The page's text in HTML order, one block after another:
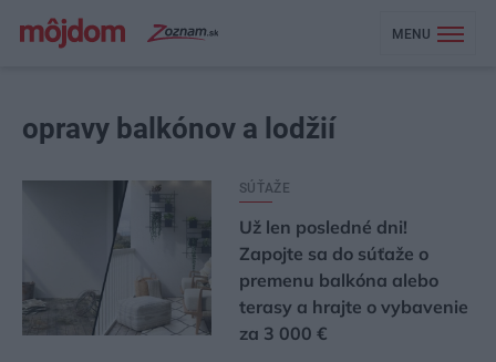
MENU
opravy balkónov a lodžií
SÚŤAŽE
Už len posledné dni!
Zapojte sa do súťaže o
premenu balkóna alebo
terasy a hrajte o vybavenie
za 3 000 €